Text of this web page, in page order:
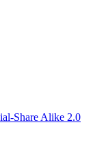
Share Alike 2.0